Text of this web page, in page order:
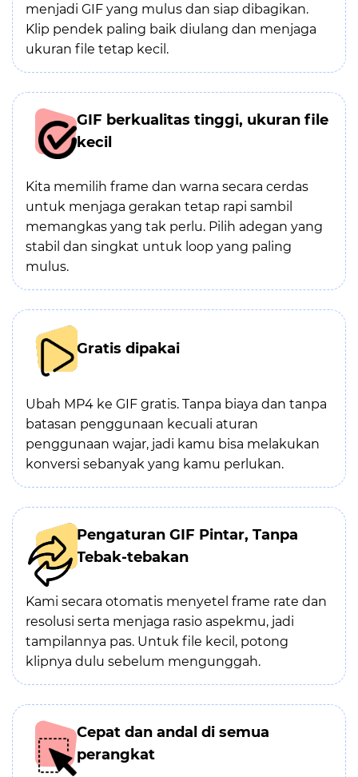
menjadi GIF yang mulus dan siap dibagikan.
Klip pendek paling baik diulang dan menjaga
ukuran file tetap kecil.
GIF berkualitas tinggi, ukuran file
kecil
Kita memilih frame dan warna secara cerdas
untuk menjaga gerakan tetap rapi sambil
memangkas yang tak perlu. Pilih adegan yang
stabil dan singkat untuk loop yang paling
mulus.
Gratis dipakai
Ubah MP4 ke GIF gratis. Tanpa biaya dan tanpa
batasan penggunaan kecuali aturan
penggunaan wajar, jadi kamu bisa melakukan
konversi sebanyak yang kamu perlukan.
Pengaturan GIF Pintar, Tanpa
Tebak-tebakan
Kami secara otomatis menyetel frame rate dan
resolusi serta menjaga rasio aspekmu, jadi
tampilannya pas. Untuk file kecil, potong
klipnya dulu sebelum mengunggah.
Cepat dan andal di semua
perangkat